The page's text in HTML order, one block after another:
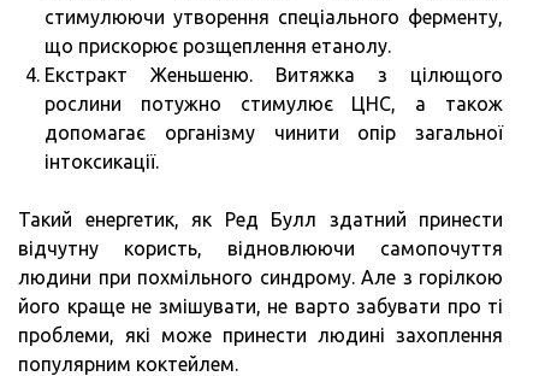
стимулюючи утворення спеціального ферменту,
що прискорює розщеплення етанолу.
Екстракт Женьшеню. Витяжка з цілющого
рослини потужно стимулює ЦНС, а також
допомагає організму чинити опір загальної
інтоксикації.
Такий енергетик, як Ред Булл здатний принести
відчутну користь, відновлюючи самопочуття
людини при похмільного синдрому. Але з горілкою
його краще не змішувати, не варто забувати про ті
проблеми, які може принести людині захоплення
популярним коктейлем.